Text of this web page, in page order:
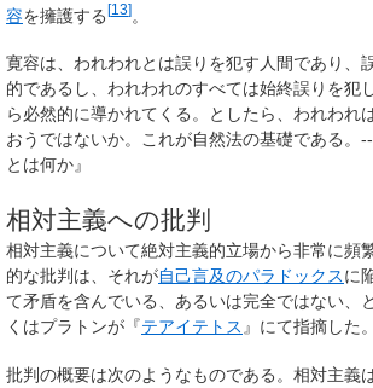
容を擁護する [13] 。
寛容は、われわれとは誤りを犯す人間であり、
的であるし、われわれのすべては始終誤りを犯
ら必然的に導かれてくる。としたら、われわれ
おうではないか。これが自然法の基礎である。
とは何か』
相対主義への批判
相対主義について絶対主義的立場から非常に頻
的な批判は、それが自己言及のパラドックスに
て矛盾を含んでいる、あるいは完全ではない、
くはプラトンが『テアイテトス 』にて指摘した。
批判の概要は次のようなものである。相対主義